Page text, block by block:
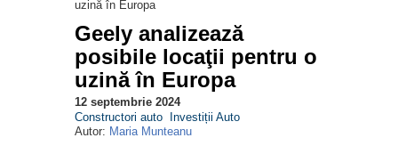
Geely analizează
posibile locaţii pentru o
uzină în Europa
12 septembrie 2024
Constructori auto
Investiții Auto
Autor: Maria Munteanu